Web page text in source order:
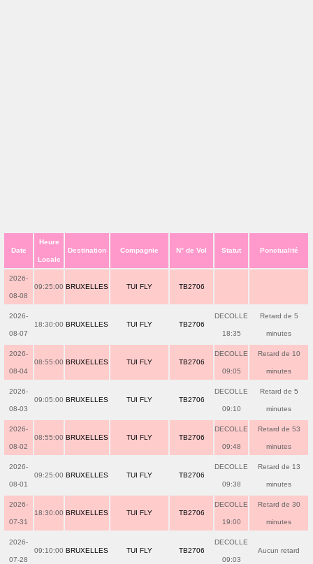
Date
Heure
Locale
Destination Compagnie N° de Vol Statut Ponctualité
2026-
08-08
09:25:00 BRUXELLES TUI FLY TB2706
2026-
08-07
18:30:00 BRUXELLES TUI FLY TB2706
DECOLLE
18:35
Retard de 5
minutes
2026-
08-04
08:55:00 BRUXELLES TUI FLY TB2706
DECOLLE
09:05
Retard de 10
minutes
2026-
08-03
09:05:00 BRUXELLES TUI FLY TB2706
DECOLLE
09:10
Retard de 5
minutes
2026-
08-02
08:55:00 BRUXELLES TUI FLY TB2706
DECOLLE
09:48
Retard de 53
minutes
2026-
08-01
09:25:00 BRUXELLES TUI FLY TB2706
DECOLLE
09:38
Retard de 13
minutes
2026-
07-31
18:30:00 BRUXELLES TUI FLY TB2706
DECOLLE
19:00
Retard de 30
minutes
2026-
07-28
09:10:00 BRUXELLES TUI FLY TB2706
DECOLLE
09:03
Aucun retard